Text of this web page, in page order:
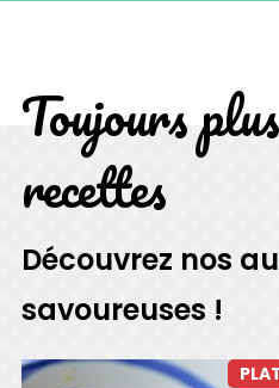
Toujours
recettes
Découvrez nos
savoureuses !